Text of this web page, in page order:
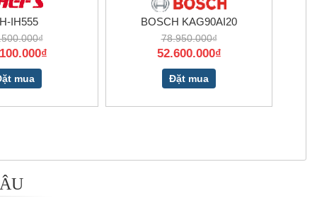
IH555
mua
BOSCH KAG90AI20
78.950.000₫
52.600.000₫
Đặt mua